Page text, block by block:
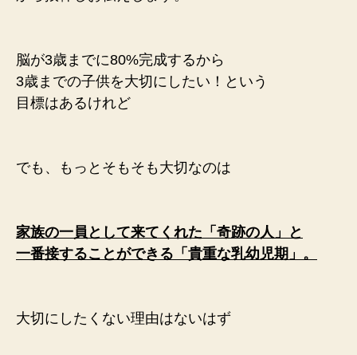
脳が3歳までに80%完成するから
3歳までの子供を大切にしたい！という
目標はあるけれど
でも、もっとそもそも大切なのは
家族の一員として来てくれた 「 奇跡の人」と
一番接することができる 「 貴重な乳幼児期」。
大切にしたくない理由はないはず